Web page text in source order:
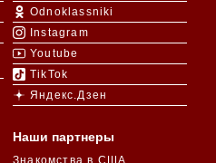
Odnoklassniki
Instagram
Youtube
TikTok
Яндекс.Дзен
Наши партнеры
Знакомства в США